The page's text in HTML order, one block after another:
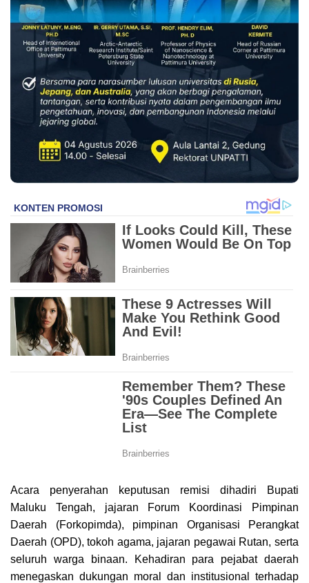
Acara penyerahan keputusan remisi dihadiri Bupati
Maluku Tengah, jajaran Forum Koordinasi Pimpinan
Daerah (Forkopimda), pimpinan Organisasi Perangkat
Daerah (OPD), tokoh agama, jajaran pegawai Rutan, serta
seluruh warga binaan. Kehadiran para pejabat daerah
menegaskan dukungan moral dan institusional terhadap